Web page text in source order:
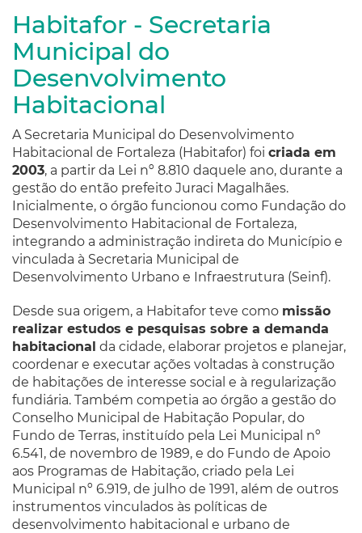
Habitafor - Secretaria
Municipal do
Desenvolvimento
Habitacional
A Secretaria Municipal do Desenvolvimento
Habitacional de Fortaleza (Habitafor) foi criada em
2003, a partir da Lei nº 8.810 daquele ano, durante a
gestão do então prefeito Juraci Magalhães.
Inicialmente, o órgão funcionou como Fundação do
Desenvolvimento Habitacional de Fortaleza,
integrando a administração indireta do Município e
vinculada à Secretaria Municipal de
Desenvolvimento Urbano e Infraestrutura (Seinf).
Desde sua origem, a Habitafor teve como missão
realizar estudos e pesquisas sobre a demanda
habitacional da cidade, elaborar projetos e planejar,
coordenar e executar ações voltadas à construção
de habitações de interesse social e à regularização
fundiária. Também competia ao órgão a gestão do
Conselho Municipal de Habitação Popular, do
Fundo de Terras, instituído pela Lei Municipal nº
6.541, de novembro de 1989, e do Fundo de Apoio
aos Programas de Habitação, criado pela Lei
Municipal nº 6.919, de julho de 1991, além de outros
instrumentos vinculados às políticas de
desenvolvimento habitacional e urbano de